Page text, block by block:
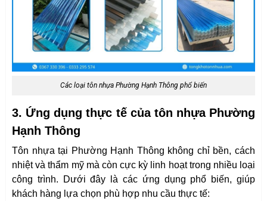
Các loại tôn nhựa Phường Hạnh Thông phổ biến
3. Ứng dụng thực tế của tôn nhựa Phường
Hạnh Thông
Tôn nhựa tại Phường Hạnh Thông không chỉ bền, cách
nhiệt và thẩm mỹ mà còn cực kỳ linh hoạt trong nhiều loại
công trình. Dưới đây là các ứng dụng phổ biến, giúp
khách hàng lựa chọn phù hợp nhu cầu thực tế: